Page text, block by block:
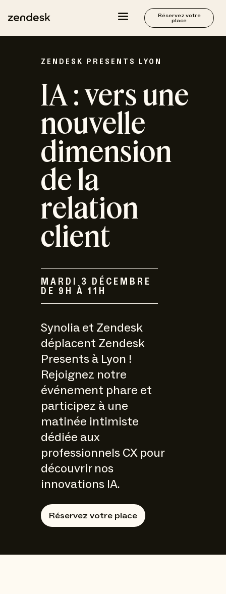
ZENDESK PRESENTS LYON
IA : vers une
nouvelle
dimension
de la
relation
client
MARDI 3 DÉCEMBRE
DE 9H À 11H
Synolia et Zendesk
déplacent Zendesk
Presents à Lyon !
Rejoignez notre
événement phare et
participez à une
matinée intimiste
dédiée aux
professionnels CX pour
découvrir nos
innovations IA.
Réservez votre place
Réservez votre
place